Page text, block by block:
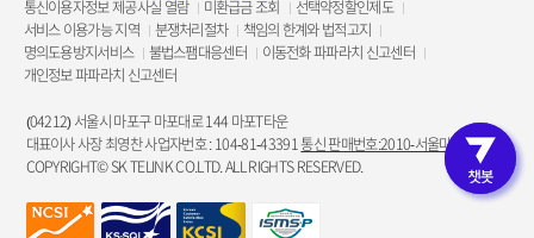
고객인증
통신이용자정보 제공사실 열람
미환급금 조회
선택약정할인제도
서비스 이용가능 지역
분쟁처리절차
책임의 한계와 법적고지
명의도용방지서비스
불법스팸대응센터
이동전화 파파라치 신고센터
개인정보 파파라치 신고센터
(04212) 서울시 마포구 마포대로 144 마포T타운
대표이사 사장 최영찬 사업자번호 : 104-81-43391통신 판매번호:2010-서울마포-3953
COPYRIGHT© SK TELINK CO.LTD. ALL RIGHTS RESERVED.